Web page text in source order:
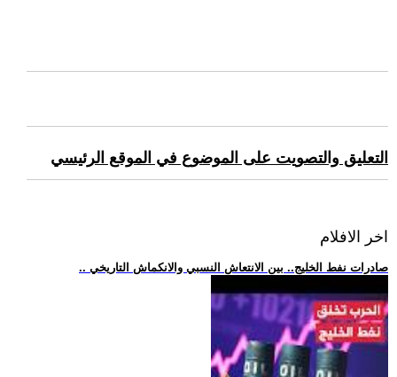
التعليق والتصويت على الموضوع في الموقع الرئيسي
اخر الافلام
.. صادرات نفط الخليج.. بين الانتعاش النسبي والانكماش التاريخي